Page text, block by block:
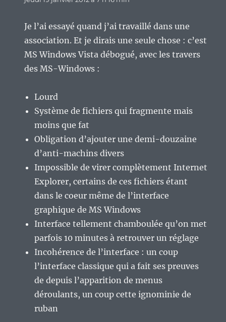
Je l’ai essayé quand j’ai travaillé dans une
association. Et je dirais une seule chose : c’est
MS Windows Vista débogué, avec les travers
des MS-Windows :
Lourd
Système de fichiers qui fragmente mais
moins que fat
Obligation d’ajouter une demi-douzaine
d’anti-machins divers
Impossible de virer complètement Internet
Explorer, certains de ces fichiers étant
dans le coeur même de l’interface
graphique de MS Windows
Interface tellement chamboulée qu’on met
parfois 10 minutes à retrouver un réglage
Incohérence de l’interface : un coup
l’interface classique qui a fait ses preuves
de depuis l’apparition de menus
déroulants, un coup cette ignominie de
ruban